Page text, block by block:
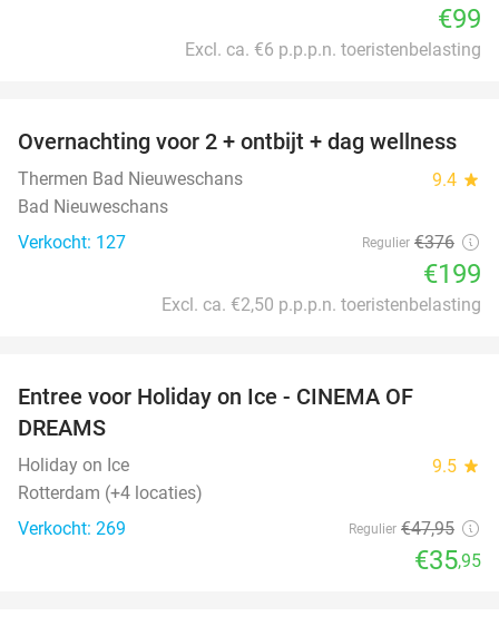
€99
Excl. ca. €6 p.p.p.n. toeristenbelasting
47%
Overnachting voor 2 + ontbijt + dag wellness
Thermen Bad Nieuweschans 9.4 star
Bad Nieuweschans
Verkocht: 127
Regulier €376
€199
Excl. ca. €2,50 p.p.p.n. toeristenbelasting
Entree voor Holiday on Ice - CINEMA OF
DREAMS
Holiday on Ice 9.5 star
Rotterdam (+4 locaties)
Verkocht: 269
Regulier €47,95
€35,95